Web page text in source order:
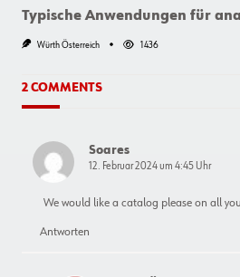
Typische Anwendungen für
Würth Österreich 1436
2 COMMENTS
Soares
12. Februar 2024 um 4:45 Uhr
We would like a catalog please on all
Antworten